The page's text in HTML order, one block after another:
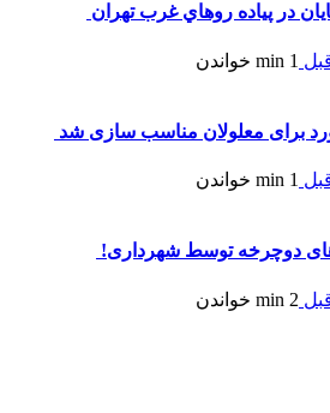
در پياده‌ روهاي غرب تهران
1 min
خواندن
1 min
خواندن
دوچرخه توسط شهرداری!
2 min خواندن